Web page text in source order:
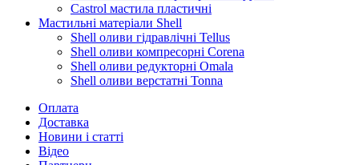
Castrol мастила пластичні
Мастильні матеріали Shell
Shell оливи гідравлічні Tellus
Shell оливи компресорні Corena
Shell оливи редукторні Omala
Shell оливи верстатні Tonna
Оплата
Доставка
Новини і статті
Відео